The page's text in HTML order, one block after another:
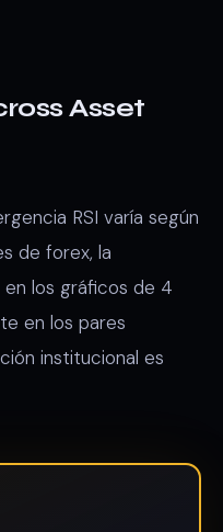
Asset
RSI varía según
de forex, la
los gráficos de 4
en los pares
institucional es